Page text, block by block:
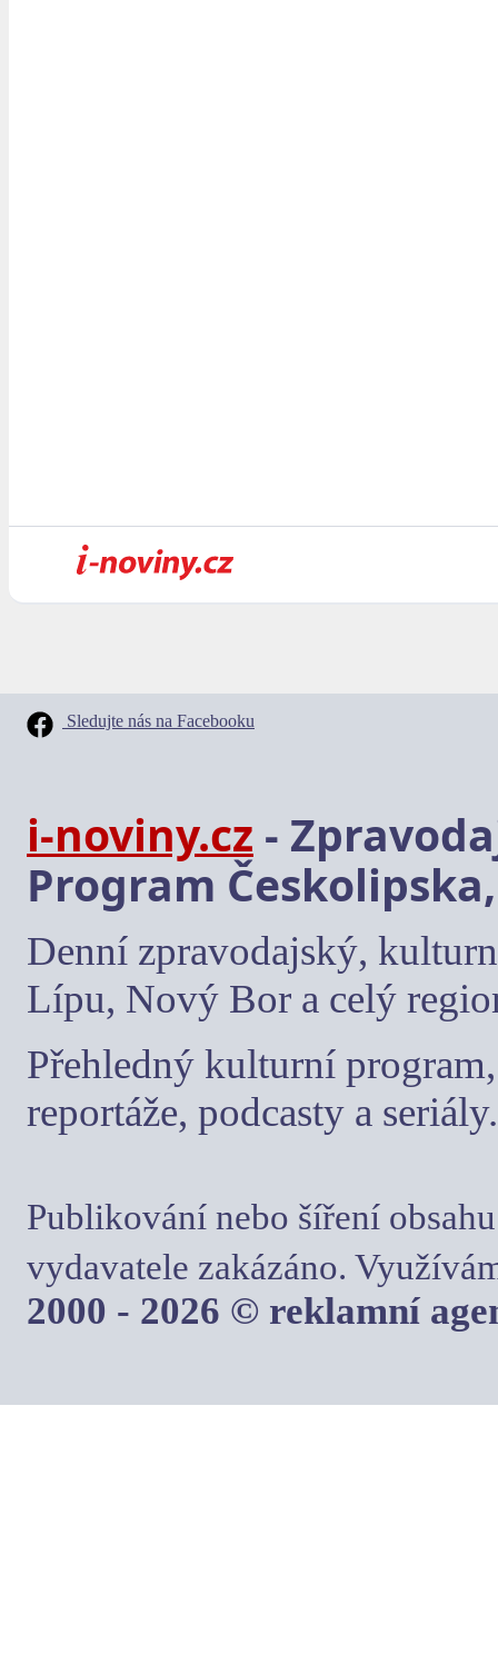
Sledujte nás na Facebooku
i-noviny.cz -
Program
Denní zpravodajský,
Lípu, Nový Bor a celý
Přehledný kulturní
reportáže, podcasty a seriály.
Publikování nebo šíření
vydavatele zakázáno.
2000 - 2026 © reklamní